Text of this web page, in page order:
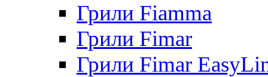
Грили Fiamma
Грили Fimar
Грили Fimar